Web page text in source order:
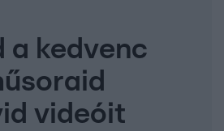
a kedvenc
videóit